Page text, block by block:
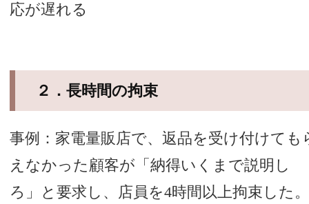
応が遅れる
２．長時間の拘束
事例：家電量販店で、返品を受け付けても
えなかった顧客が「納得いくまで説明し
ろ」と要求し、店員を4時間以上拘束した